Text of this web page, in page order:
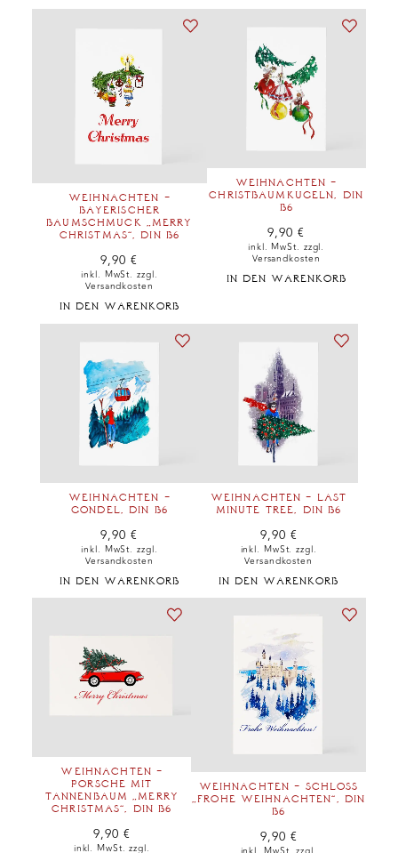
WEIHNACHTEN –
BAYERISCHER
BAUMSCHMUCK „MERRY
CHRISTMAS“, DIN B6
9,90€
inkl. MwSt. zzgl.
Versandkosten
IN DEN WARENKORB
WEIHNACHTEN –
CHRISTBAUMKUGELN, DIN
B6
9,90€
inkl. MwSt. zzgl.
Versandkosten
IN DEN WARENKORB
WEIHNACHTEN –
GONDEL, DIN B6
9,90€
inkl. MwSt. zzgl.
Versandkosten
IN DEN WARENKORB
WEIHNACHTEN – LAST
MINUTE TREE, DIN B6
9,90 €
inkl. MwSt. zzgl.
Versandkosten
IN DEN WARENKORB
WEIHNACHTEN –
PORSCHE MIT
TANNENBAUM „MERRY
CHRISTMAS“, DIN B6
9,90 €
inkl. MwSt. zzgl.
WEIHNACHTEN – SCHLOSS
„FROHE WEIHNACHTEN“, DIN
B6
9,90 €